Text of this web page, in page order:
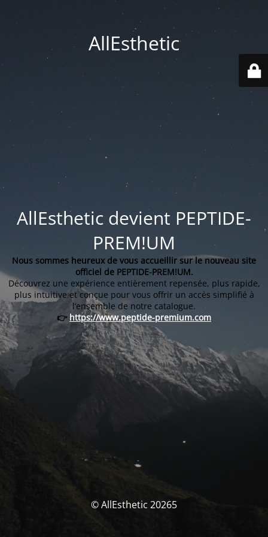
AllEsthetic
AllEsthetic devient PEPTIDE-
PREM!UM
Nous sommes heureux de vous accueillir sur le nouveau site
officiel de PEPTIDE-PREM!UM.
Découvrez une expérience entièrement repensée, plus rapide,
plus intuitive et conçue pour vous offrir un accès simplifié à
l’ensemble de notre catalogue.
👉 https://www.peptide-premium.com
© AllEsthetic 20265